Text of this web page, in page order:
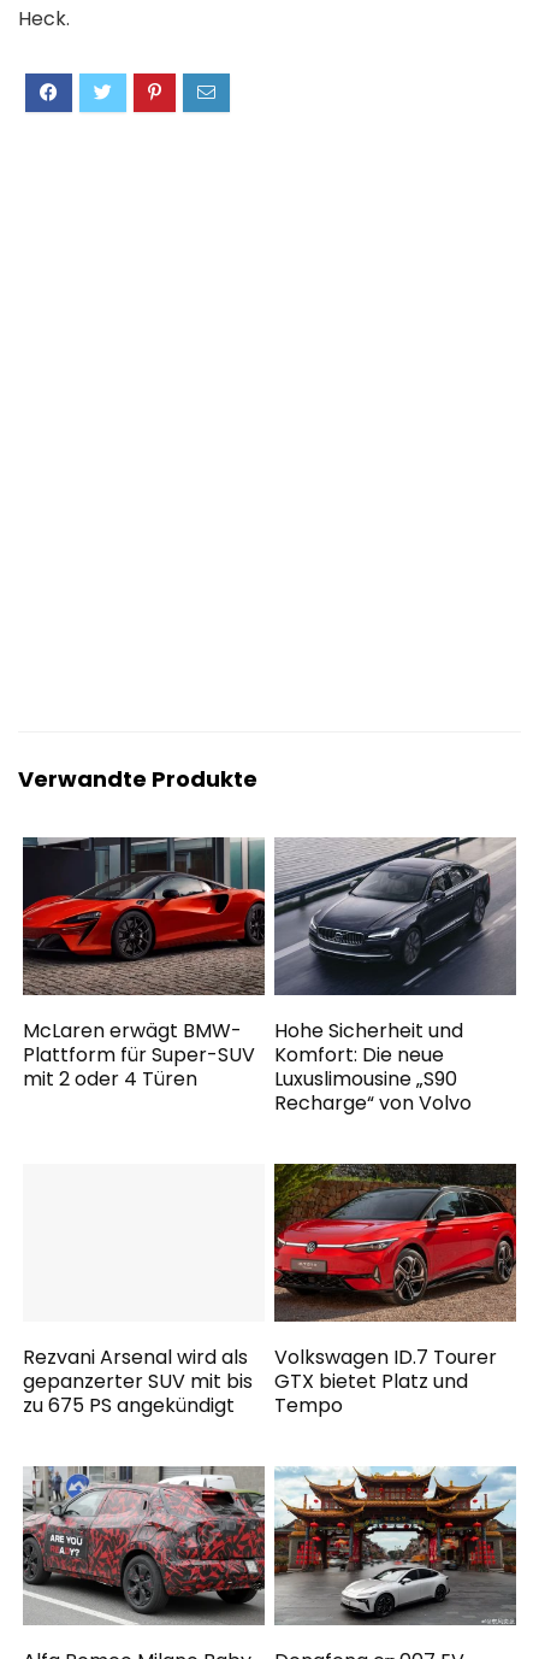
Heck.
Verwandte Produkte
McLaren erwägt BMW-
Plattform für Super-SUV
mit 2 oder 4 Türen
Hohe Sicherheit und
Komfort: Die neue
Luxuslimousine „S90
Recharge“ von Volvo
Rezvani Arsenal wird als
gepanzerter SUV mit bis
zu 675 PS angekündigt
Volkswagen ID.7 Tourer
GTX bietet Platz und
Tempo